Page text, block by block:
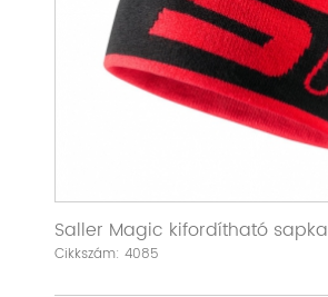
Saller Magic kifordítható sapka
Cikkszám: 4085